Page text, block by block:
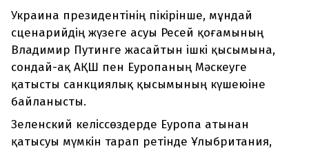
Украина президентінің пікірінше, мұндай
сценарийдің жүзеге асуы Ресей қоғамының
Владимир Путинге жасайтын ішкі қысымына,
сондай-ақ АҚШ пен Еуропаның Мәскеуге
қатысты санкциялық қысымының күшеюіне
байланысты.
Зеленский келіссөздерде Еуропа атынан
қатысуы мүмкін тарап ретінде Ұлыбритания,